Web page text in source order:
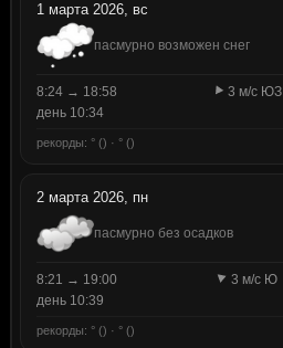
1 марта 2026, вс
пасмурно возможен снег
8:24 → 18:58
3 м/с ЮЗ
день 10:34
рекорды: ° () · ° ()
2 марта 2026, пн
пасмурно без осадков
8:21 → 19:00
3 м/с Ю
день 10:39
рекорды: ° () · ° ()